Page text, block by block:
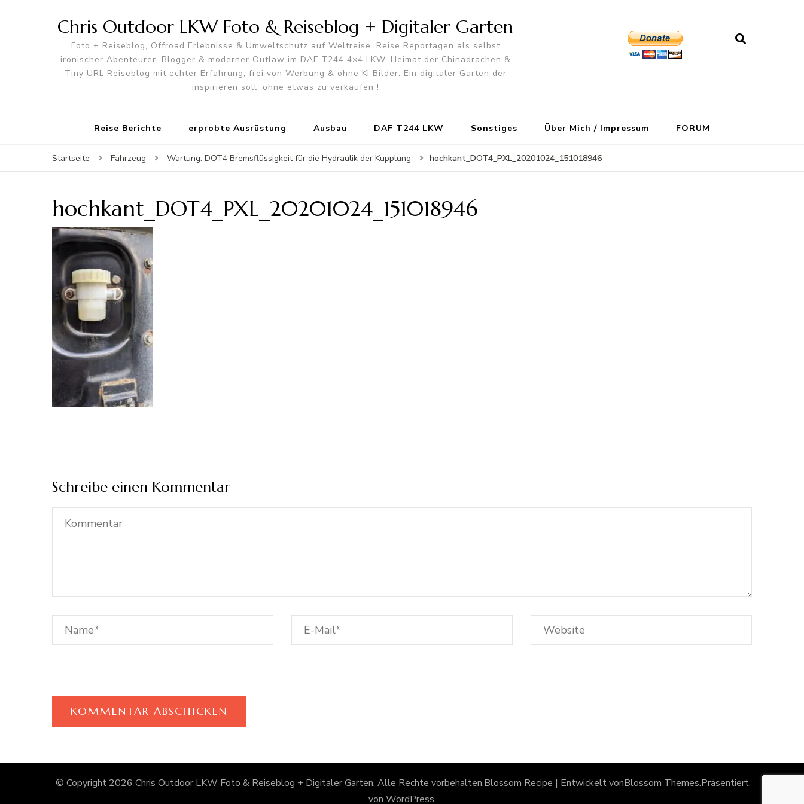
Chris Outdoor LKW Foto & Reiseblog + Digitaler Garten
Foto + Reiseblog, Offroad Erlebnisse & Umweltschutz auf Weltreise. Reise Reportagen als selbst
ironischer Abenteurer, Blogger & moderner Outlaw im DAF T244 4×4 LKW. Heimat der Chinadrachen &
Tiny URL Reiseblog mit echter Erfahrung, frei von Werbung & ohne KI Bilder. Ein digitaler Garten der
inspirieren soll, ohne etwas zu verkaufen !
Reise Berichte erprobte Ausrüstung Ausbau DAF T244 LKW Sonstiges Über Mich / Impressum FORUM
Startseite Fahrzeug Wartung: DOT4 Bremsflüssigkeit für die Hydraulik der Kupplung hochkant_DOT4_PXL_20201024_151018946
hochkant_DOT4_PXL_20201024_151018946
Schreibe einen Kommentar
© Copyright 2026 Chris Outdoor LKW Foto & Reiseblog + Digitaler Garten. Alle Rechte vorbehalten.Blossom Recipe | Entwickelt vonBlossom Themes.Präsentiert
von WordPress.